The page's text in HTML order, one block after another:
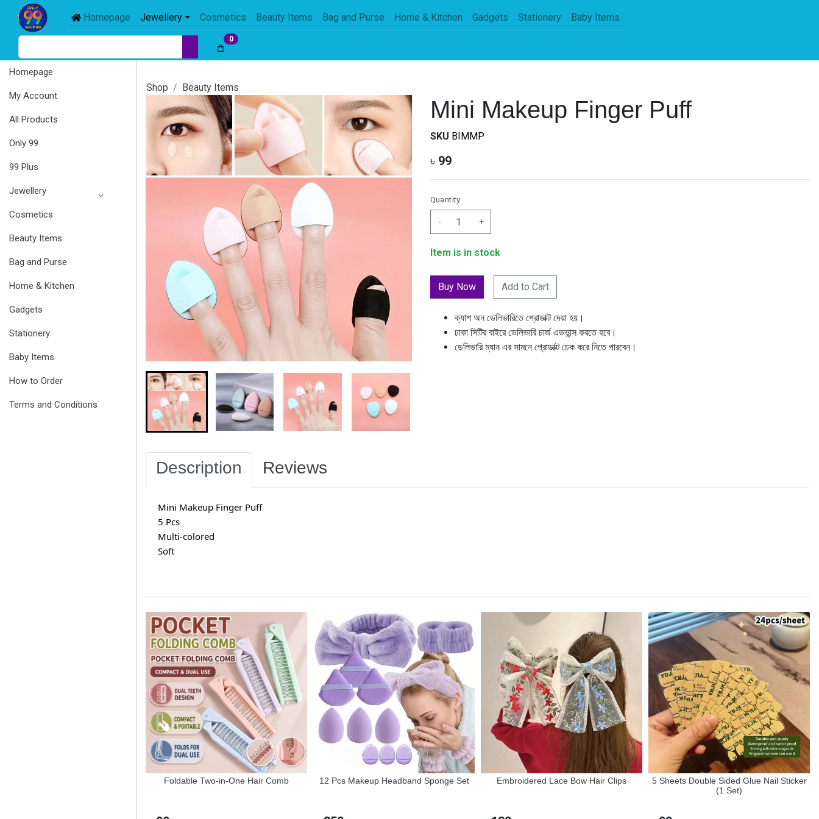
Homepage Jewellery Cosmetics Beauty Items Bag and Purse Home & Kitchen Gadgets Stationery Baby Items
0
Homepage
My Account
All Products
Only 99
99 Plus
Jewellery
Cosmetics
Beauty Items
Bag and Purse
Home & Kitchen
Gadgets
Stationery
Baby Items
How to Order
Terms and Conditions
Shop Beauty Items
Mini Makeup Finger Puff
SKU BIMMP
৳ 99
Quantity
- +
Item is in stock
Add to Cart
ক্যাশ অন ডেলিভারিতে প্রোডাক্ট দেয়া হয়।
ঢাকা সিটির বাইরে ডেলিভারি চার্জ এডভান্স করতে হবে।
ডেলিভারি ম্যান এর সামনে প্রোডাক্ট চেক করে নিতে পারবেন।
Description Reviews
Mini Makeup Finger Puff
5 Pcs
Multi-colored
Soft
Foldable Two-in-One Hair Comb 12 Pcs Makeup Headband Sponge Set Embroidered Lace Bow Hair Clips
5 Sheets Double Sided Glue Nail Sticker
(1 Set)